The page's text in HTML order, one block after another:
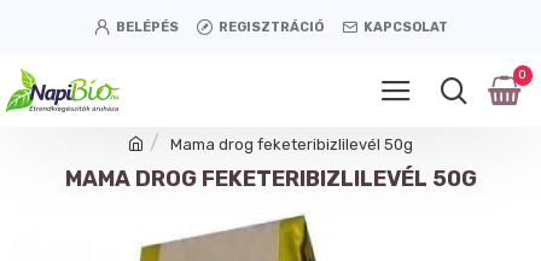
BELÉPÉS REGISZTRÁCIÓ KAPCSOLAT
0
Mama drog feketeribizlilevél 50g
MAMA DROG FEKETERIBIZLILEVÉL 50G